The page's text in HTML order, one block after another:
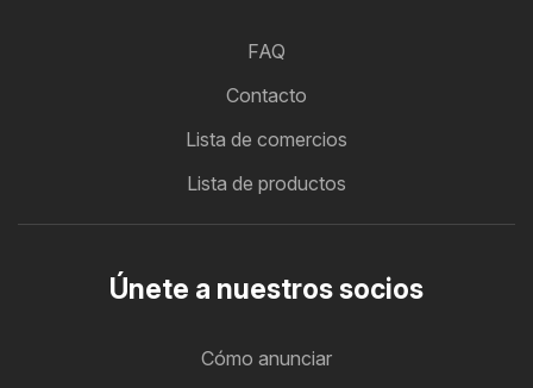
FAQ
Contacto
Lista de comercios
Lista de productos
Únete a nuestros socios
Cómo anunciar